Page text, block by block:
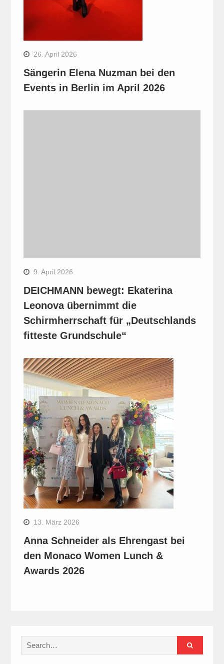
26. April 2026
Sängerin Elena Nuzman bei den
Events in Berlin im April 2026
9. April 2026
DEICHMANN bewegt: Ekaterina
Leonova übernimmt die
Schirmherrschaft für „Deutschlands
fitteste Grundschule“
13. März 2026
Anna Schneider als Ehrengast bei
den Monaco Women Lunch &
Awards 2026
Search
for: